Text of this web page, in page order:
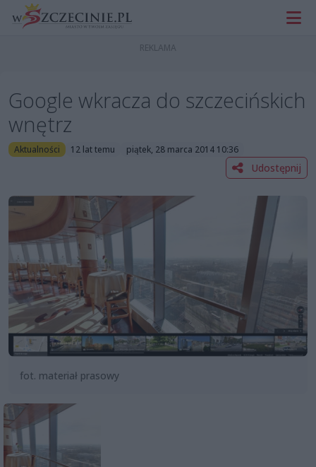
Google wkracza do szczecińskich
wnętrz
Aktualności 12 lat temu piątek, 28 marca 2014 10:36
Udostępnij
fot. materiał prasowy